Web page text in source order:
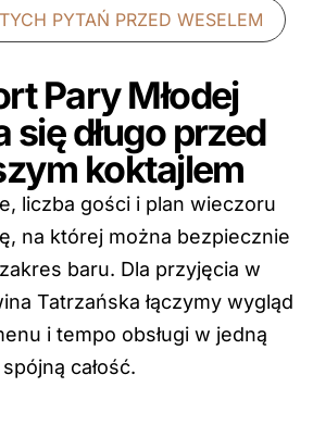
PYTAŃ PRZED WESELEM
Pary Młodej
się długo przed
koktajlem
liczba gości i plan wieczoru
na której można bezpiecznie
baru. Dla przyjęcia w
Tatrzańska łączymy wygląd
i tempo obsługi w jedną
spójną całość.